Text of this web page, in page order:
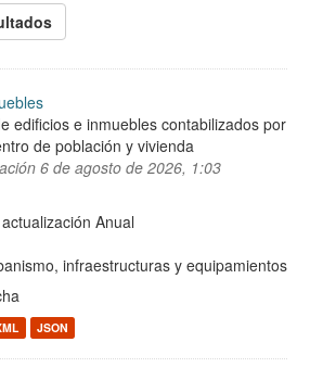
edificios e inmuebles contabilizados por
de población y vivienda
6 de agosto de 2026, 1:03
Anual
infraestructuras y equipamientos
JSON